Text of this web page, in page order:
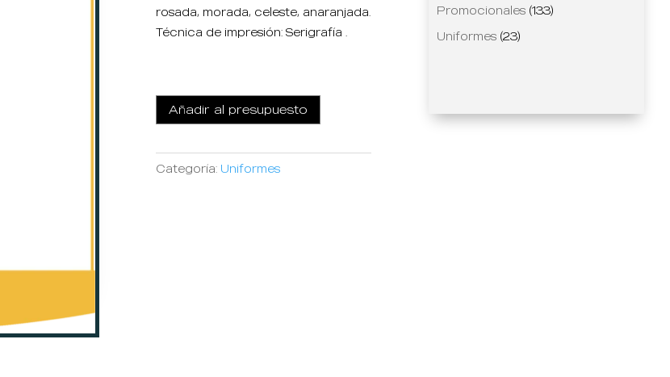
rosada, morada, celeste, anaranjada.
Técnica de impresión: Serigrafía .
Añadir al presupuesto
Categoría: Uniformes
Promocionales (133)
Uniformes (23)